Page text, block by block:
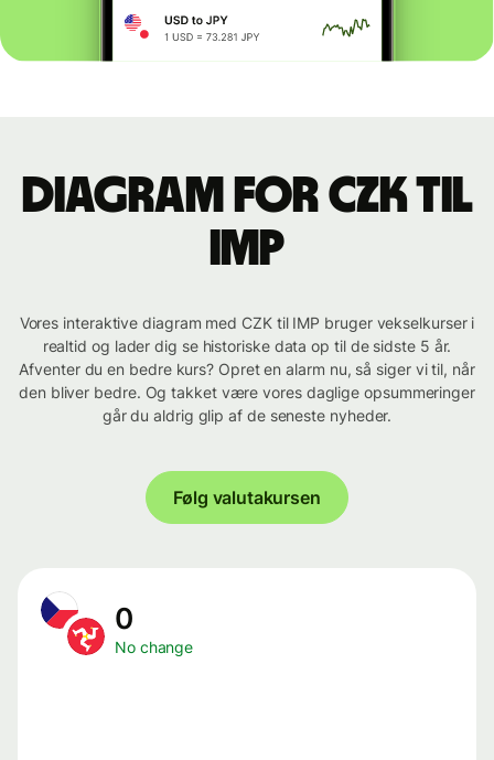
Diagram for CZK til
IMP
Vores interaktive diagram med CZK til IMP bruger vekselkurser i
realtid og lader dig se historiske data op til de sidste 5 år.
Afventer du en bedre kurs? Opret en alarm nu, så siger vi til, når
den bliver bedre. Og takket være vores daglige opsummeringer
går du aldrig glip af de seneste nyheder.
Følg valutakursen
0
No change